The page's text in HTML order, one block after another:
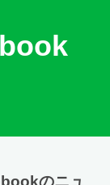
のニュ